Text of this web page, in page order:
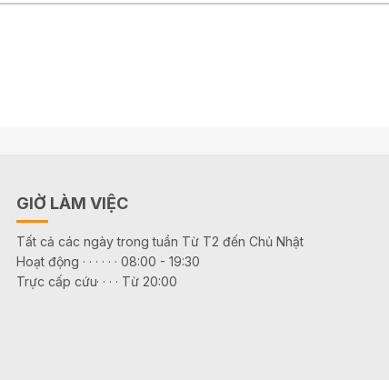
GIỜ LÀM VIỆC
Tất cả các ngày trong tuần Từ T2 đến Chủ Nhật
Hoạt động · · · · · · 08:00 - 19:30
Trực cấp cứu· · · · Từ 20:00